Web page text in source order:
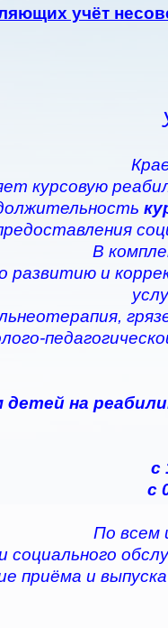
учёт
курсовую
В
развитию и
детей на
с
с
По всем
социального
приёма и